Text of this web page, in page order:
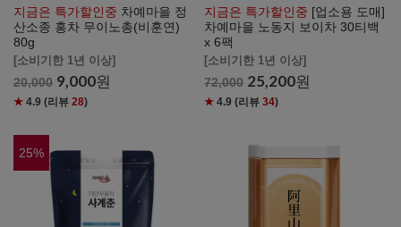
지금은 특가할인중 차예마을 정
산소종 홍차 무이노총(비훈연)
80g
[소비기한 1년 이상]
20,000 9,000원
★ 4.9 (리뷰 28)
지금은 특가할인중 [업소용 도매]
차예마을 노동지 보이차 30티백
x 6팩
[소비기한 1년 이상]
72,000 25,200원
★ 4.9 (리뷰34)
25%